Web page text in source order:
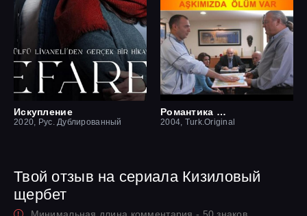
Искупление
2020, Рус. Дублированный
Романтика смерти
2004, Turk.Original
Твой отзыв на сериала Кизиловый
щербет